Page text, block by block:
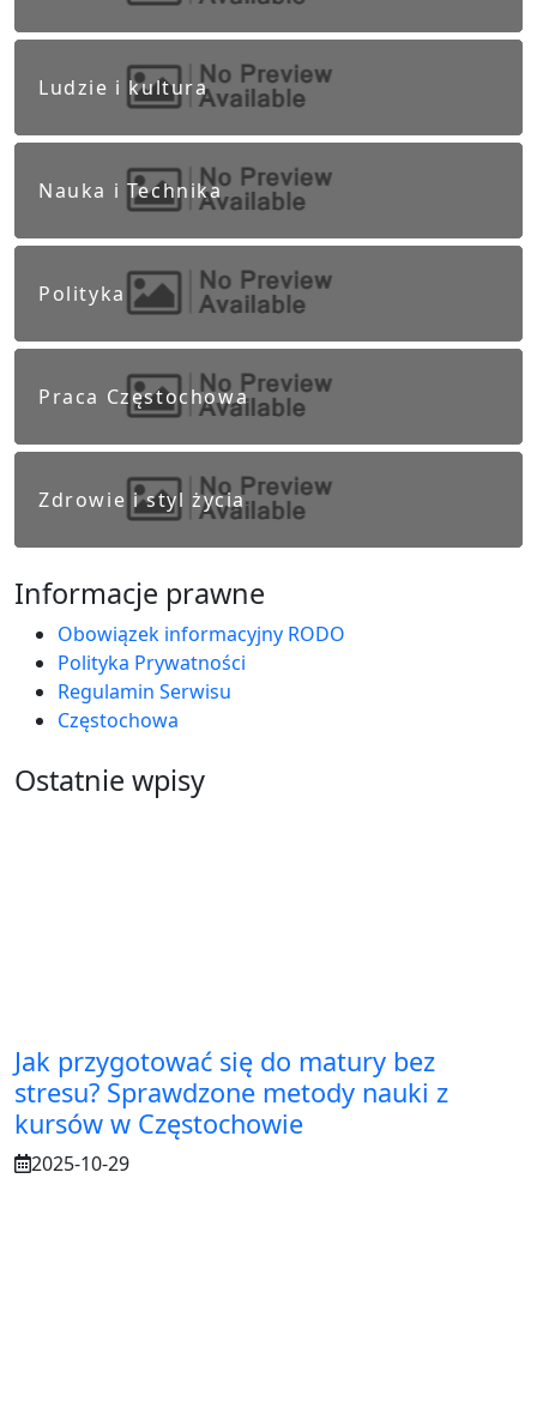
Ludzie i kultura
Nauka i Technika
Polityka
Praca Częstochowa
Zdrowie i styl życia
Informacje prawne
Obowiązek informacyjny RODO
Polityka Prywatności
Regulamin Serwisu
Częstochowa
Ostatnie wpisy
Jak przygotować się do matury bez
stresu? Sprawdzone metody nauki z
kursów w Częstochowie
2025-10-29